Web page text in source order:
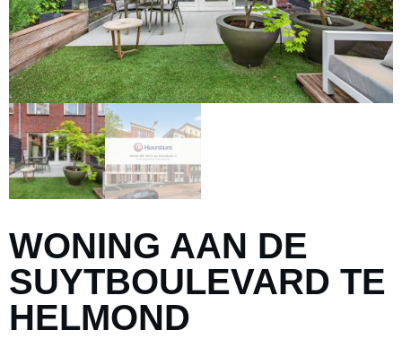
WONING AAN DE
SUYTBOULEVARD TE
HELMOND